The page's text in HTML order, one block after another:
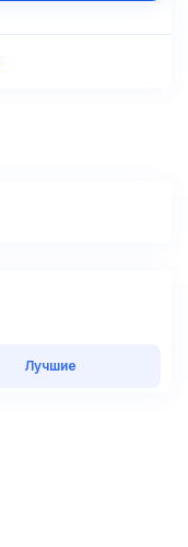
Лучшие